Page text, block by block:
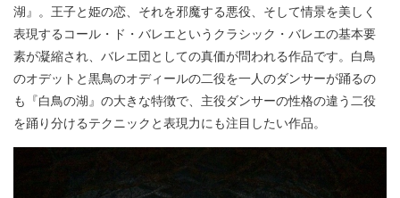
湖』。王子と姫の恋、それを邪魔する悪役、そして情景を美しく
表現するコール・ド・バレエというクラシック・バレエの基本要
素が凝縮され、バレエ団としての真価が問われる作品です。白鳥
のオデットと黒鳥のオディールの二役を一人のダンサーが踊るの
も『白鳥の湖』の大きな特徴で、主役ダンサーの性格の違う二役
を踊り分けるテクニックと表現力にも注目したい作品。